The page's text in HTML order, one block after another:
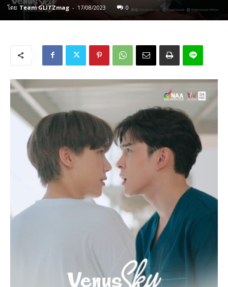
โดย Team GLITZmag - 17/08/2023 0